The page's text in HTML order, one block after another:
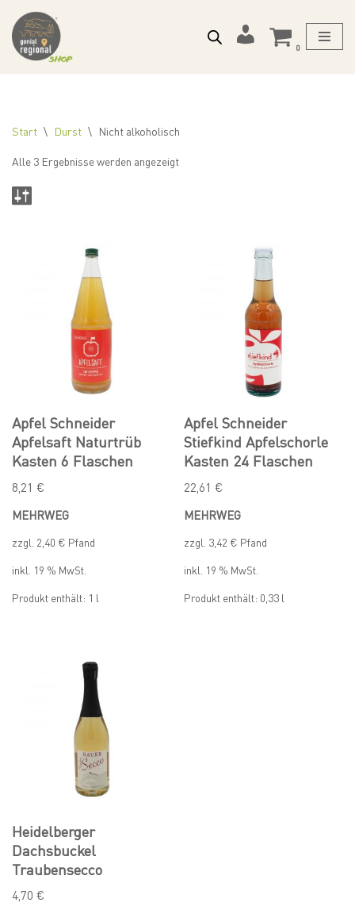
Zum
Inhalt
Mein
0
Start \ Durst \ Nicht alkoholisch
Alle 3 Ergebnisse werden angezeigt
Apfel Schneider
Apfelsaft Naturtrüb
Kasten 6 Flaschen
8,21 €
MEHRWEG
zzgl. 2,40 € Pfand
inkl. 19 % MwSt.
Produkt enthält: 1 l
Apfel Schneider
Stiefkind Apfelschorle
Kasten 24 Flaschen
22,61 €
MEHRWEG
zzgl. 3,42 € Pfand
inkl. 19 % MwSt.
Produkt enthält: 0,33 l
Heidelberger
Dachsbuckel
Traubensecco
4,70 €